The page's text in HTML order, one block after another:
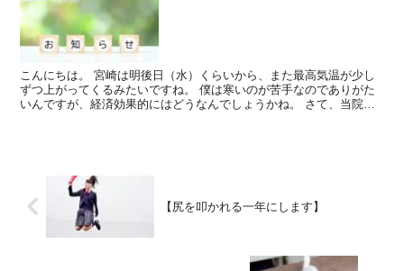
こんにちは。 宮崎は明後日（水）くらいから、また最高気温が少し
ずつ上がってくるみたいですね。 僕は寒いのが苦手なのでありがた
いんですが、経済効果的にはどうなんでしょうかね。 さて、当院の
【尻を叩かれる一年にします】